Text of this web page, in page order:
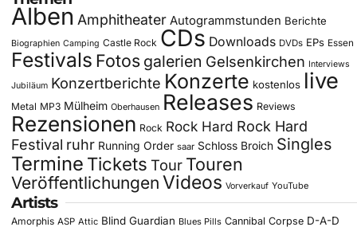
Alben Amphitheater Autogrammstunden Berichte
Biographien Camping Castle Rock CDs Downloads DVDs EPs Essen
Festivals Fotos galerien Gelsenkirchen Interviews
Jubiläum Konzertberichte Konzerte kostenlos live
Metal MP3 Mülheim Oberhausen Releases Reviews
Rezensionen Rock Rock Hard Rock Hard
Festival ruhr Running Order saar Schloss Broich Singles
Termine Tickets Tour Touren
Veröffentlichungen Videos Vorverkauf YouTube
Artists
Amorphis ASP Attic Blind Guardian Blues Pills Cannibal Corpse D-A-D